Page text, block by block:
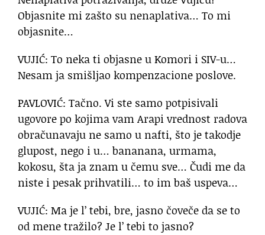
Objasnite mi zašto su nenaplativa… To mi
objasnite…
VUJIĆ: To neka ti objasne u Komori i SIV-u…
Nesam ja smišljao kompenzacione poslove.
PAVLOVIĆ: Tačno. Vi ste samo potpisivali
ugovore po kojima vam Arapi vrednost radova
obračunavaju ne samo u nafti, što je takodje
glupost, nego i u… bananana, urmama,
kokosu, šta ja znam u čemu sve… Čudi me da
niste i pesak prihvatili… to im baš uspeva…
VUJIĆ: Ma je l’ tebi, bre, jasno čoveče da se to
od mene tražilo? Je l’ tebi to jasno?